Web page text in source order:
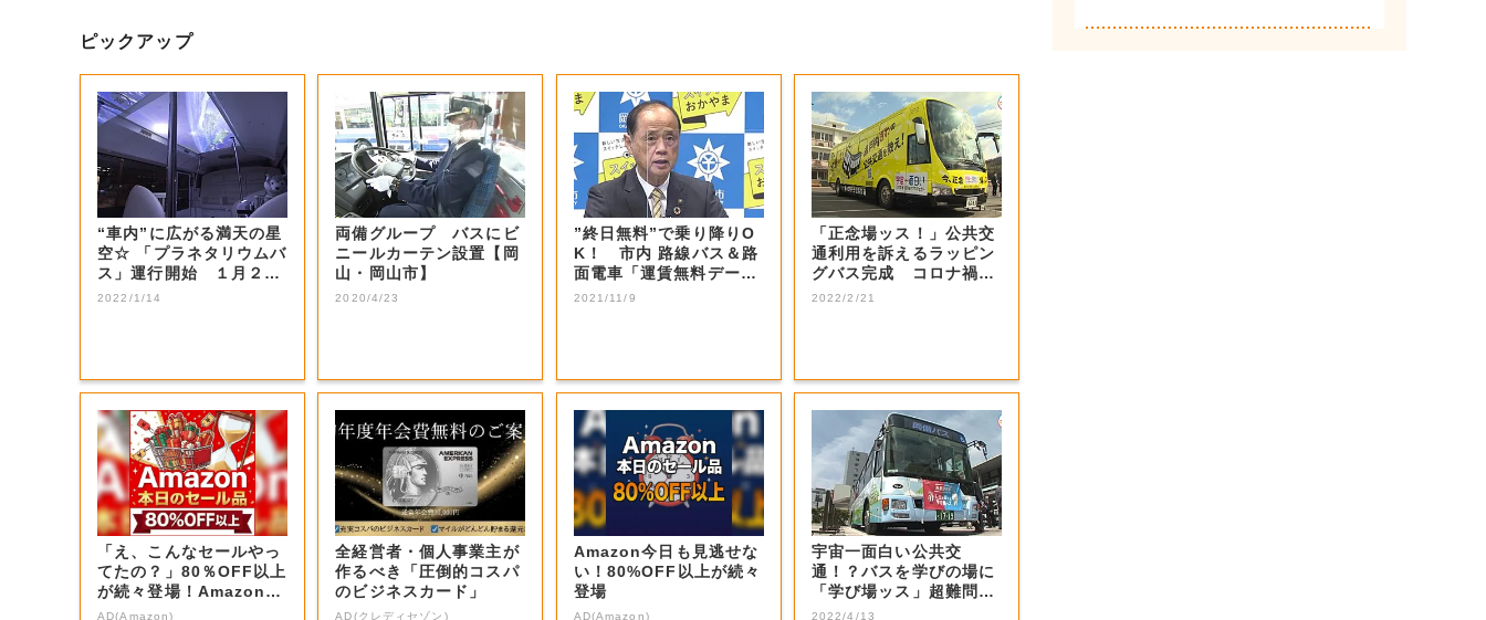
ピックアップ
“車内”に広がる満天の星
空☆ 「プラネタリウムバ
ス」運行開始 １月２５
日まで 【...
2022/1/14
両備グループ バスにビ
ニールカーテン設置【岡
山・岡山市】
2020/4/23
”終日無料”で乗り降りO
K！ 市内 路線バス＆路
面電車「運賃無料デー」
２日間実...
2021/11/9
「正念場ッス！」公共交
通利用を訴えるラッピン
グバス完成 コロナ禍で
利用低迷【岡山...
2022/2/21
「え、こんなセールやっ
てたの？」80％OFF以上
が続々登場！Amazonの
本気が...
AD(Amazon)
全経営者・個人事業主が
作るべき「圧倒的コスパ
のビジネスカード」
AD(クレディセゾン)
Amazon今日も見逃せな
い！80%OFF以上が続々
登場
AD(Amazon)
宇宙一面白い公共交
通！？バスを学びの場に
「学び場ッス」超難問も
張り出します【岡山...
2022/4/13